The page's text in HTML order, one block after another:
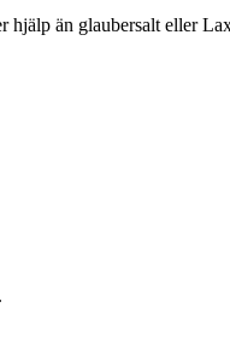
än glaubersalt eller